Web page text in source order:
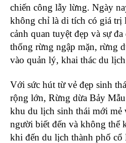
chiến công lẫy lừng. Ngày
không chỉ là di tích có giá trị
cảnh quan tuyệt đẹp và sự
thống rừng ngập mặn, rừng
vào quản lý, khai thác du
Với sức hút từ vẻ đẹp sinh
rộng lớn, Rừng dừa Bảy
khu du lịch sinh thái mới mẻ
người biết đến và không thể
khi đến du lịch thành phố